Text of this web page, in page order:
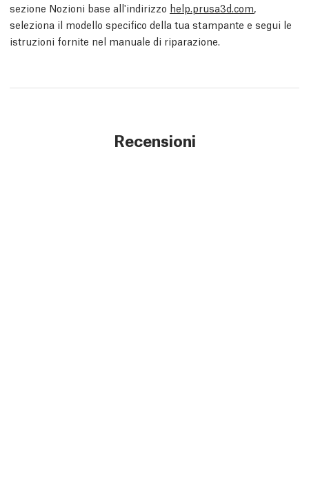
sezione Nozioni base all'indirizzo help.prusa3d.com,
seleziona il modello specifico della tua stampante e segui le
istruzioni fornite nel manuale di riparazione.
Recensioni